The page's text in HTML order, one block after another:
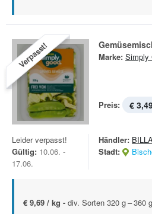
Verpasst! Marke: Simply
Preis: €
Leider verpasst!
Gültig: 10.06. -
17.06.
Händler:
Stadt:
€ 9,69 / kg - div. Sorten 320 g – 360